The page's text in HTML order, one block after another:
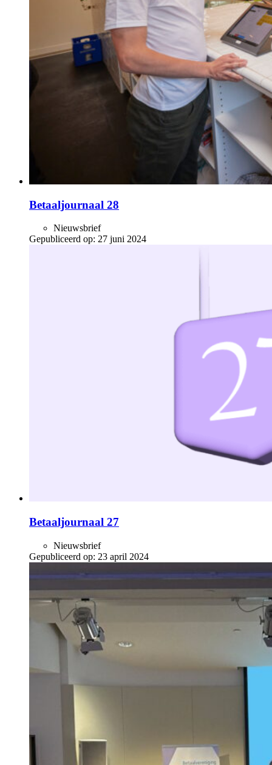
Betaaljournaal 28
Nieuwsbrief
Gepubliceerd op: 27 juni 2024
Betaaljournaal 27
Nieuwsbrief
Gepubliceerd op: 23 april 2024